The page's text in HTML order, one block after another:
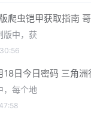
版中，获
，每个地